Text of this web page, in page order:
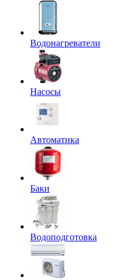
Водонагреватели
Насосы
Автоматика
Баки
Водоподготовка